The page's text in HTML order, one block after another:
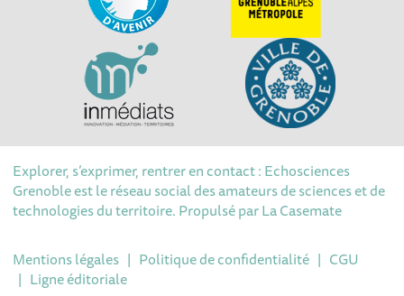
Explorer, s’exprimer, rentrer en contact : Echosciences
Grenoble est le réseau social des amateurs de sciences et de
technologies du territoire. Propulsé parLa Casemate
Mentions légales | Politique de confidentialité | CGU
| Ligne éditoriale